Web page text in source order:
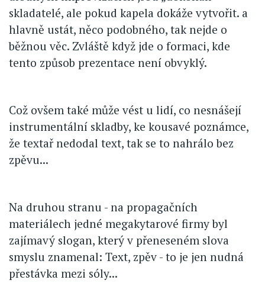
skladatelé, ale pokud kapela dokáže vytvořit. a
hlavně ustát, něco podobného, tak nejde o
běžnou věc. Zvláště když jde o formaci, kde
tento způsob prezentace není obvyklý.
Což ovšem také může vést u lidí, co nesnášejí
instrumentální skladby, ke kousavé poznámce,
že textař nedodal text, tak se to nahrálo bez
zpěvu...
Na druhou stranu - na propagačních
materiálech jedné megakytarové firmy byl
zajímavý slogan, který v přeneseném slova
smyslu znamenal: Text, zpěv - to je jen nudná
přestávka mezi sóly...